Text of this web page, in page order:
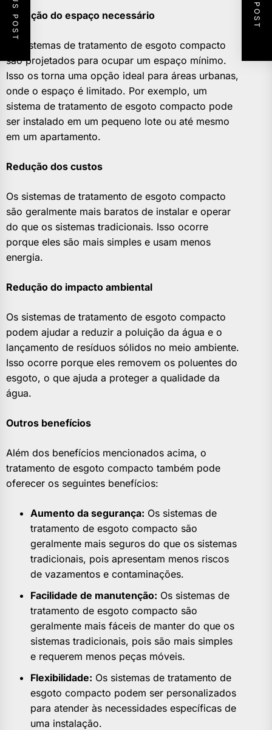
Redução do espaço necessário
Os sistemas de tratamento de esgoto compacto
são projetados para ocupar um espaço mínimo.
Isso os torna uma opção ideal para áreas urbanas,
onde o espaço é limitado. Por exemplo, um
sistema de tratamento de esgoto compacto pode
ser instalado em um pequeno lote ou até mesmo
em um apartamento.
Redução dos custos
Os sistemas de tratamento de esgoto compacto
são geralmente mais baratos de instalar e operar
do que os sistemas tradicionais. Isso ocorre
porque eles são mais simples e usam menos
energia.
Redução do impacto ambiental
Os sistemas de tratamento de esgoto compacto
podem ajudar a reduzir a poluição da água e o
lançamento de resíduos sólidos no meio ambiente.
Isso ocorre porque eles removem os poluentes do
esgoto, o que ajuda a proteger a qualidade da
água.
Outros benefícios
Além dos benefícios mencionados acima, o
tratamento de esgoto compacto também pode
oferecer os seguintes benefícios:
Aumento da segurança: Os sistemas de
tratamento de esgoto compacto são
geralmente mais seguros do que os sistemas
tradicionais, pois apresentam menos riscos
de vazamentos e contaminações.
Facilidade de manutenção: Os sistemas de
tratamento de esgoto compacto são
geralmente mais fáceis de manter do que os
sistemas tradicionais, pois são mais simples
e requerem menos peças móveis.
Flexibilidade: Os sistemas de tratamento de
esgoto compacto podem ser personalizados
para atender às necessidades específicas de
uma instalação.